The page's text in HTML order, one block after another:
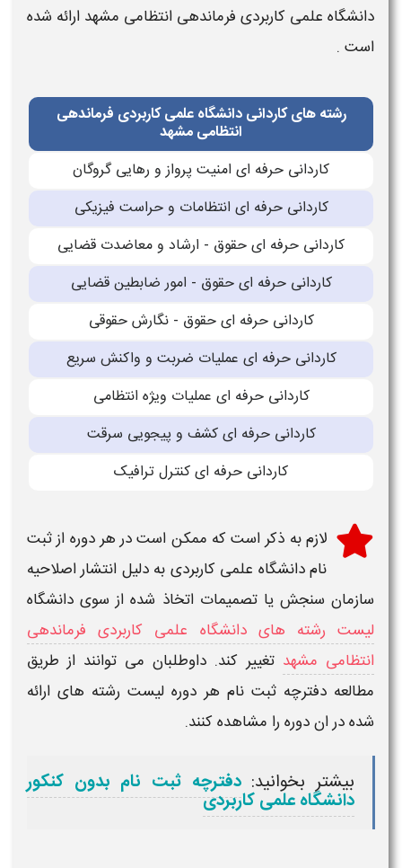
دانشگاه علمی کاربردی فرماندهی انتظامی مشهد ارائه شده
است .
رشته های کاردانی دانشگاه علمی کاربردی فرماندهی
انتظامی مشهد
کاردانی حرفه ای امنیت پرواز و رهایی گروگان
کاردانی حرفه ای انتظامات و حراست فیزیکی
کاردانی حرفه ای حقوق - ارشاد و معاضدت قضایی
کاردانی حرفه ای حقوق - امور ضابطین قضایی
کاردانی حرفه ای حقوق - نگارش حقوقی
کاردانی حرفه ای عملیات ضربت و واکنش سریع
کاردانی حرفه ای عملیات ویژه انتظامی
کاردانی حرفه ای کشف و پیجویی سرقت
کاردانی حرفه ای کنترل ترافیک
لازم به ذکر است که ممکن است در هر دوره ازثبت
نام دانشگاه علمی کاربردی به دلیل انتشار اصلاحیه
سازمان سنجش یا تصمیمات اتخاذ شده از سوی دانشگاه
لیست رشته های دانشگاه علمی کاربردی فرماندهی
انتظامی مشهد تغییر کند. داوطلبان می توانند از طریق
مطالعه دفترچه ثبت نام هر دوره لیست رشته های ارائه
شده در ان دوره را مشاهده کنند.
بیشتر بخوانید: دفترچه ثبت نام بدون کنکور
دانشگاه علمی کاربردی